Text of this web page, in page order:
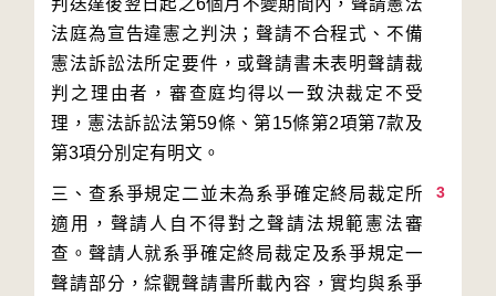
判送達後翌日起之6個月不變期間內，聲請憲法
法庭為宣告違憲之判決；聲請不合程式、不備
憲法訴訟法所定要件，或聲請書未表明聲請裁
判之理由者，審查庭均得以一致決裁定不受
理，憲法訴訟法第59條、第15條第2項第7款及
3
三、查系爭規定二並未為系爭確定終局裁定所
適用，聲請人自不得對之聲請法規範憲法審
查。聲請人就系爭確定終局裁定及系爭規定一
聲請部分，綜觀聲請書所載內容，實均與系爭